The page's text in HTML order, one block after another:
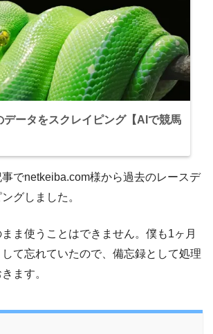
ータをスクレイピング【AIで競馬
でnetkeiba.com様から過去のレースデ
グしました。
ま使うことはできません。僕も1ヶ月
て忘れていたので、備忘録として処理
ます。